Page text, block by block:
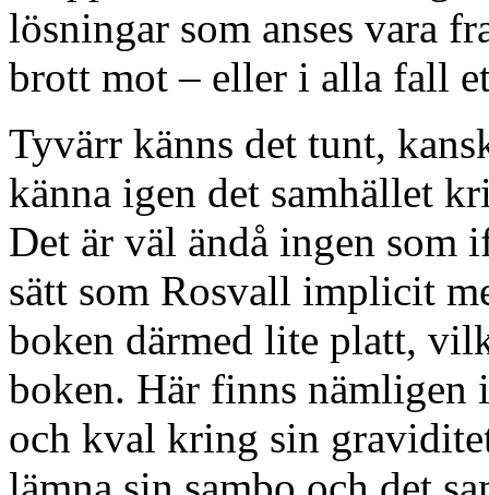
lösningar som anses vara
brott mot – eller i alla fall
Tyvärr känns det tunt,
känna igen det samhället
Det är väl ändå ingen som
sätt som Rosvall implicit
boken därmed lite platt,
boken. Här finns nämligen
och kval kring sin